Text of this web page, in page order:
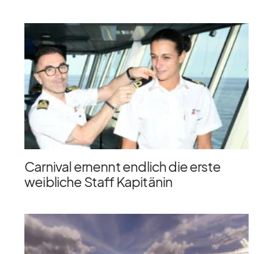
Carnival ernennt endlich die erste
weibliche Staff Kapitänin